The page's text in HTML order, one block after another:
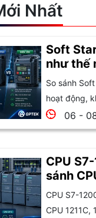
Nhất
Soft
như thế
So sánh
hoạt động,
06 -
CPU
sánh
1215C
CPU S7-
CPU 1211C,